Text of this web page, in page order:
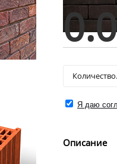
Я даю
Описание